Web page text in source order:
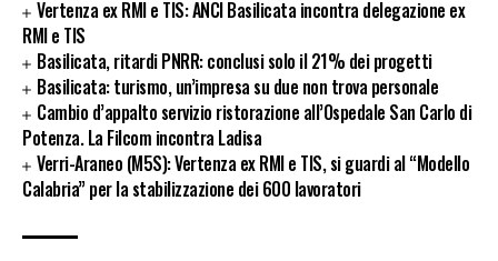
Vertenza ex RMI e TIS: ANCI Basilicata incontra delegazione ex
RMI e TIS
Basilicata, ritardi PNRR: conclusi solo il 21% dei progetti
Basilicata: turismo, un’impresa su due non trova personale
Cambio d’appalto servizio ristorazione all’Ospedale San Carlo di
Potenza. La Filcom incontra Ladisa
Verri-Araneo (M5S): Vertenza ex RMI e TIS, si guardi al “Modello
Calabria” per la stabilizzazione dei 600 lavoratori